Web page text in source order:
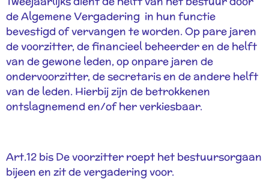
de Algemene Vergadering in hun functie
bevestigd of vervangen te worden. Op pare jaren
de voorzitter, de financieel beheerder en de helft
van de gewone leden, op onpare jaren de
ondervoorzitter, de secretaris en de andere helft
van de leden. Hierbij zijn de betrokkenen
ontslagnemend en/of her verkiesbaar.
Art.12 bis De voorzitter roept het bestuursorgaan
bijeen en zit de vergadering voor.